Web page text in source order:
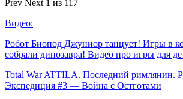
Prev Next 1 из 117
Видео:
Робот Биопод Джуниор танцует! Игры в
собрали динозавра! Видео про игры для
Total War ATTILA. Последний римлянин.
Экспедиция #3 — Война с Остготами